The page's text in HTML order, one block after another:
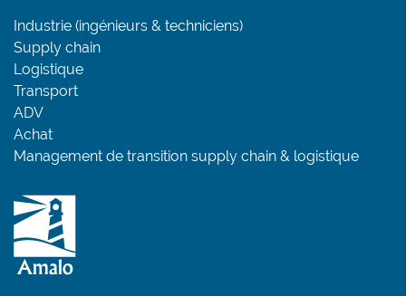
Industrie (ingénieurs & techniciens)
Supply chain
Logistique
Transport
ADV
Achat
Management de transition supply chain & logistique